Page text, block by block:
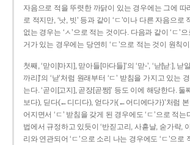
자음으로 적을 뚜렷한 까닭이 있는 경우에는 그에 따
로 적지만, ‘낫, 빗’ 등과 같이 ‘ㄷ’이나 다른 자음으로
없는 경우는 ‘ㅅ’으로 적는 것이다. 다음과 같이 ‘ㄷ’
거가 있는 경우에는 당연히 ‘ㄷ’으로 적는 것이 원칙
첫째, ‘맏이[마지], 맏아들[마다들]’의 ‘맏-’, ‘낟[낟ː], 낟
까리]’의 ‘낟’처럼 원래부터 ‘ㄷ’ 받침을 가지고 있는
는다. ‘곧이[고지], 곧장[곧짱]’ 등도 이에 해당한다.
보다), 딛다(←디디다), 얻다가(←어디에다가)’처럼
어지면서 ‘ㄷ’ 받침을 갖게 된 경우에도 ‘ㄷ’으로 적
법에서 규정하고 있듯이 ‘반짇고리, 사흗날, 숟가락, 이
리와 연관되어 ‘ㄷ’으로 소리 나는 경우에도 ‘ㄷ’으로